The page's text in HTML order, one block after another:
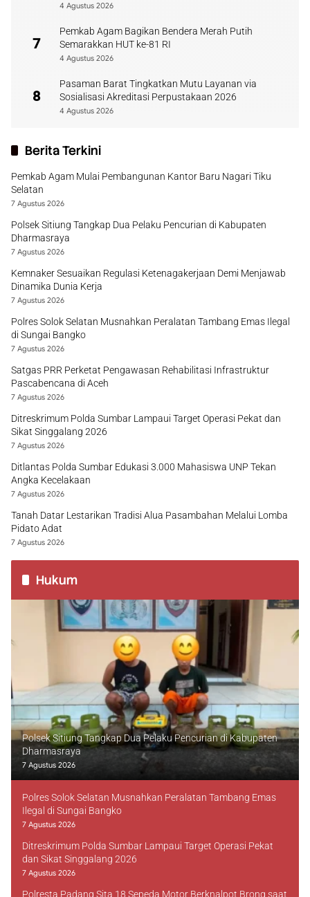
4 Agustus 2026
7
Pemkab Agam Bagikan Bendera Merah Putih
Semarakkan HUT ke-81 RI
4 Agustus 2026
8
Pasaman Barat Tingkatkan Mutu Layanan via
Sosialisasi Akreditasi Perpustakaan 2026
4 Agustus 2026
Berita Terkini
Pemkab Agam Mulai Pembangunan Kantor Baru Nagari Tiku
Selatan
7 Agustus 2026
Polsek Sitiung Tangkap Dua Pelaku Pencurian di Kabupaten
Dharmasraya
7 Agustus 2026
Kemnaker Sesuaikan Regulasi Ketenagakerjaan Demi Menjawab
Dinamika Dunia Kerja
7 Agustus 2026
Polres Solok Selatan Musnahkan Peralatan Tambang Emas Ilegal
di Sungai Bangko
7 Agustus 2026
Satgas PRR Perketat Pengawasan Rehabilitasi Infrastruktur
Pascabencana di Aceh
7 Agustus 2026
Ditreskrimum Polda Sumbar Lampaui Target Operasi Pekat dan
Sikat Singgalang 2026
7 Agustus 2026
Ditlantas Polda Sumbar Edukasi 3.000 Mahasiswa UNP Tekan
Angka Kecelakaan
7 Agustus 2026
Tanah Datar Lestarikan Tradisi Alua Pasambahan Melalui Lomba
Pidato Adat
7 Agustus 2026
Hukum
Polsek Sitiung Tangkap Dua Pelaku Pencurian di Kabupaten
Dharmasraya
7 Agustus 2026
Polres Solok Selatan Musnahkan Peralatan Tambang Emas
Ilegal di Sungai Bangko
7 Agustus 2026
Ditreskrimum Polda Sumbar Lampaui Target Operasi Pekat
dan Sikat Singgalang 2026
7 Agustus 2026
Polresta Padang Sita 18 Sepeda Motor Berknalpot Brong saat